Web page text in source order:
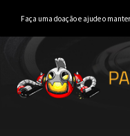
Faça uma doação e ajude o